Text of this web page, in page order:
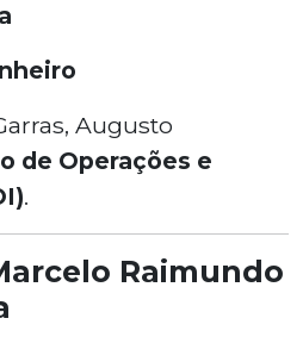
Augusto
de Operações e
.
Raimundo